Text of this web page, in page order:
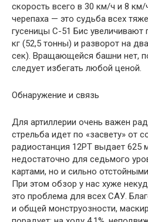
скорость всего в 30 км/ч и 8
черепаха — это судьба всех
гусеницы С-51 Бис увеличивают
кг (52,5 тонны) и разворот на
сек). Вращающейся башни нет,
следует избегать любой ценой.
Обнаружение и связь
Для артиллерии очень важен
стрельба идет по «засвету» от
радиостанция 12РТ выдает 625
недостаточно для седьмого
картами, но и сильно
При этом обзор у нас хуже
это проблема для всех САУ.
и общей монструозности,